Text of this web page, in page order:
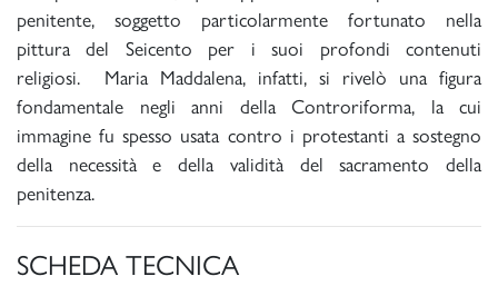
penitente, soggetto particolarmente fortunato nella
pittura del Seicento per i suoi profondi contenuti
religiosi. Maria Maddalena, infatti, si rivelò una figura
fondamentale negli anni della Controriforma, la cui
immagine fu spesso usata contro i protestanti a sostegno
della necessità e della validità del sacramento della
penitenza.
SCHEDA TECNICA